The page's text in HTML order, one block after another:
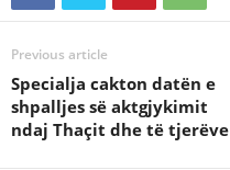
Previous article
Specialja cakton datën e
shpalljes së aktgjykimit
ndaj Thaçit dhe të tjerëve